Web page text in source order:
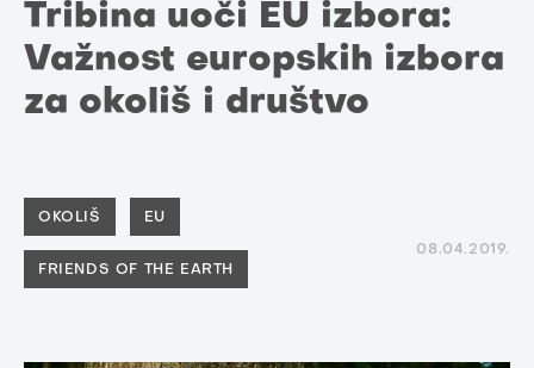
Tribina uoči EU izbora:
Važnost europskih izbora
za okoliš i društvo
OKOLIŠ EU
FRIENDS OF THE EARTH
08.04.2019.